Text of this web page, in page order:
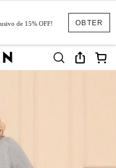
OBTER
de 15% OFF!